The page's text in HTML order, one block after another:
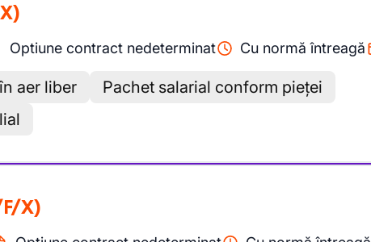
Optiune contract nedeterminat Cu normă întreagă
aer liber
Pachet salarial conform pieței
X)